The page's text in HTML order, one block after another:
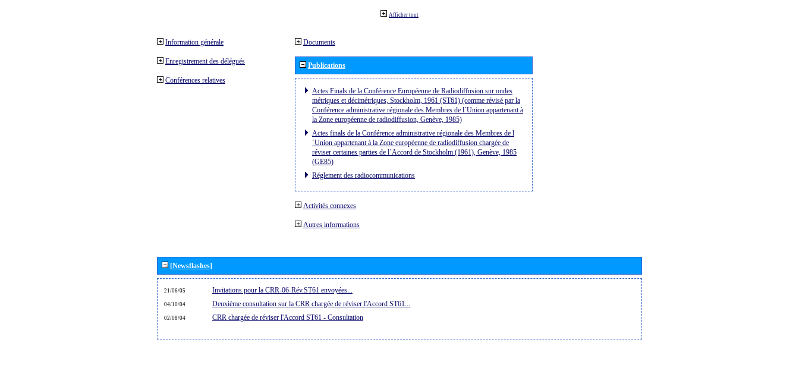
Afficher tout
Information générale
Enregistrement des délégués
Conférences relatives
Documents
Publications
Actes Finals de la Conférence Européenne de Radiodiffusion sur ondes
métriques et décimétriques, Stockholm, 1961 (ST61) (comme révisé par la
Conférence administrative régionale des Membres de l´Union appartenant à
la Zone européenne de radiodiffusion, Genève, 1985)
Actes finals de la Conférence administrative régionale des Membres de l
´Union appartenant à la Zone européenne de radiodiffusion chargée de
réviser certaines parties de l´Accord de Stockholm (1961), Genève, 1985
(GE85)
Réglement des radiocommunications
Activités connexes
Autres informations
[Newsflashes]
21/06/05 Invitations pour la CRR-06-Rév.ST61 envoyées...
04/10/04 Deuxième consultation sur la CRR chargée de réviser l'Accord ST61...
02/08/04 CRR chargée de réviser l'Accord ST61 - Consultation